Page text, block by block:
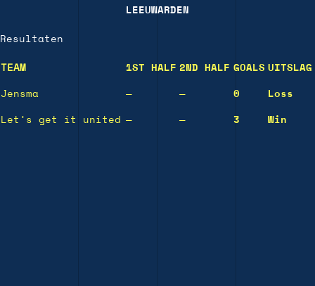
LEEUWARDEN
Resultaten
TEAM 1ST HALF 2ND HALF GOALS UITSLAG
Jensma — — 0 Loss
Let’s get it united — — 3 Win